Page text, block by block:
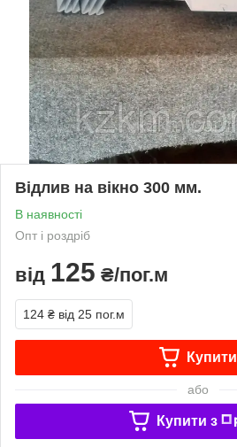
Відлив на вікно 300 мм.
В наявності
Опт і роздріб
від 125 ₴/пог.м
124 ₴ від 25 пог.м
Купити
або
Купити з